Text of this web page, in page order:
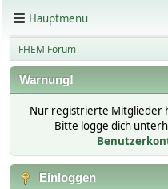
Hauptmenü
FHEM Forum
Warnung!
Nur registrierte Mitglieder
Bitte logge dich
Einloggen